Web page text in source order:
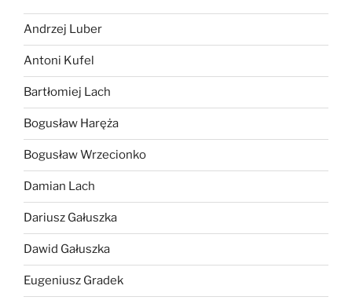
Andrzej Luber
Antoni Kufel
Bartłomiej Lach
Bogusław Haręża
Bogusław Wrzecionko
Damian Lach
Dariusz Gałuszka
Dawid Gałuszka
Eugeniusz Gradek